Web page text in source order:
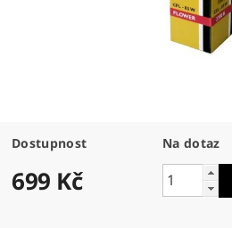
Dostupnost Na dotaz
699 Kč